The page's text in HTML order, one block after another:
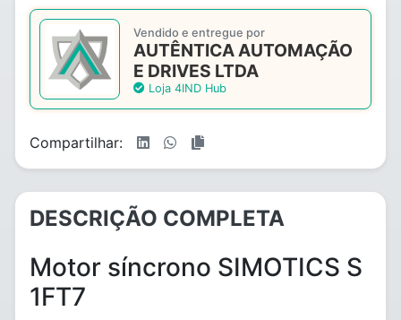
Vendido e entregue por
AUTÊNTICA AUTOMAÇÃO
E DRIVES LTDA
Loja 4IND Hub
Compartilhar:
DESCRIÇÃO COMPLETA
Motor síncrono SIMOTICS S
1FT7